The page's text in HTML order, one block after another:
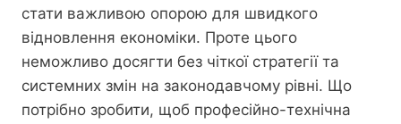
стати важливою опорою для швидкого
відновлення економіки. Проте цього
неможливо досягти без чіткої стратегії та
системних змін на законодавчому рівні. Що
потрібно зробити, щоб професійно-технічна